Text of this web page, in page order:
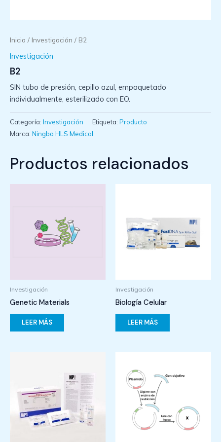
Inicio / Investigación / B2
Investigación
B2
SIN tubo de presión, cepillo azul, empaquetado
individualmente, esterilizado con EO.
Categoría: Investigación Etiqueta: Producto
Marca: Ningbo HLS Medical
Productos relacionados
Investigación
Genetic Materials
LEER MÁS
Investigación
Biología Celular
LEER MÁS